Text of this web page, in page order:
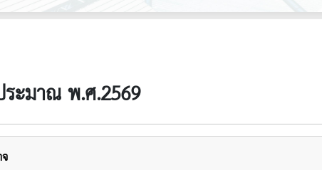
ะมาณ พ.ศ.2569